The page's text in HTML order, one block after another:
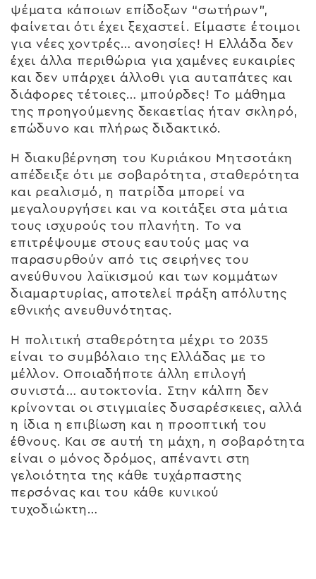
ψέματα κάποιων επίδοξων “σωτήρων”,
φαίνεται ότι έχει ξεχαστεί. Είμαστε έτοιμοι
για νέες χοντρές… ανοησίες! Η Ελλάδα δεν
έχει άλλα περιθώρια για χαμένες ευκαιρίες
και δεν υπάρχει άλλοθι για αυταπάτες και
διάφορες τέτοιες… μπούρδες! Το μάθημα
της προηγούμενης δεκαετίας ήταν σκληρό,
επώδυνο και πλήρως διδακτικό.
Η διακυβέρνηση του Κυριάκου Μητσοτάκη
απέδειξε ότι με σοβαρότητα, σταθερότητα
και ρεαλισμό, η πατρίδα μπορεί να
μεγαλουργήσει και να κοιτάξει στα μάτια
τους ισχυρούς του πλανήτη. Το να
επιτρέψουμε στους εαυτούς μας να
παρασυρθούν από τις σειρήνες του
ανεύθυνου λαϊκισμού και των κομμάτων
διαμαρτυρίας, αποτελεί πράξη απόλυτης
εθνικής ανευθυνότητας.
Η πολιτική σταθερότητα μέχρι το 2035
είναι το συμβόλαιο της Ελλάδας με το
μέλλον. Οποιαδήποτε άλλη επιλογή
συνιστά… αυτοκτονία. Στην κάλπη δεν
κρίνονται οι στιγμιαίες δυσαρέσκειες, αλλά
η ίδια η επιβίωση και η προοπτική του
έθνους. Και σε αυτή τη μάχη, η σοβαρότητα
είναι ο μόνος δρόμος, απέναντι στη
γελοιότητα της κάθε τυχάρπαστης
περσόνας και του κάθε κυνικού
τυχοδιώκτη…